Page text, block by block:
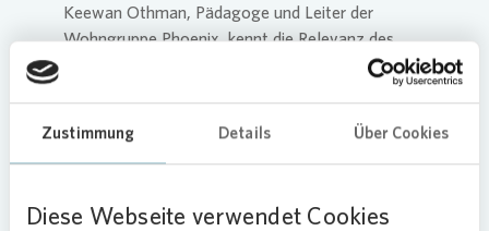
Zustimmung Details Über Cookies
Diese Webseite verwendet Cookies
Keewan Othman, Pädagoge und Leiter der
Wohngruppe Phoenix, kennt die Relevanz des
Menschen ist es wichtig, dass sie sich auch mal in
können.”